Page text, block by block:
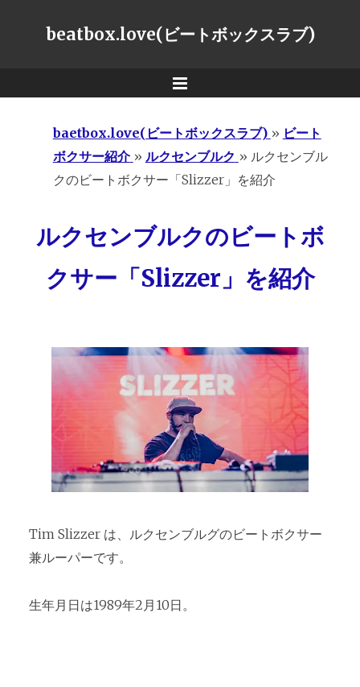
beatbox.love(ビートボックスラブ)
Menu
baetbox.love(ビートボックスラブ) » ビート
ボクサー紹介 » ルクセンブルク » ルクセンブル
クのビートボクサー「Slizzer」を紹介
ルクセンブルクのビートボ
クサー「Slizzer」を紹介
Tim Slizzer は、ルクセンブルグのビートボクサー
兼ルーパーです。
生年月日は1989年2月10日。